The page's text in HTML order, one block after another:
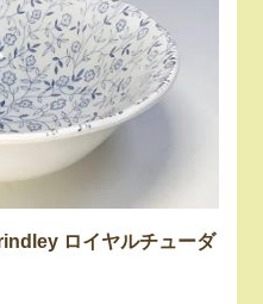
ロイヤルチューダ